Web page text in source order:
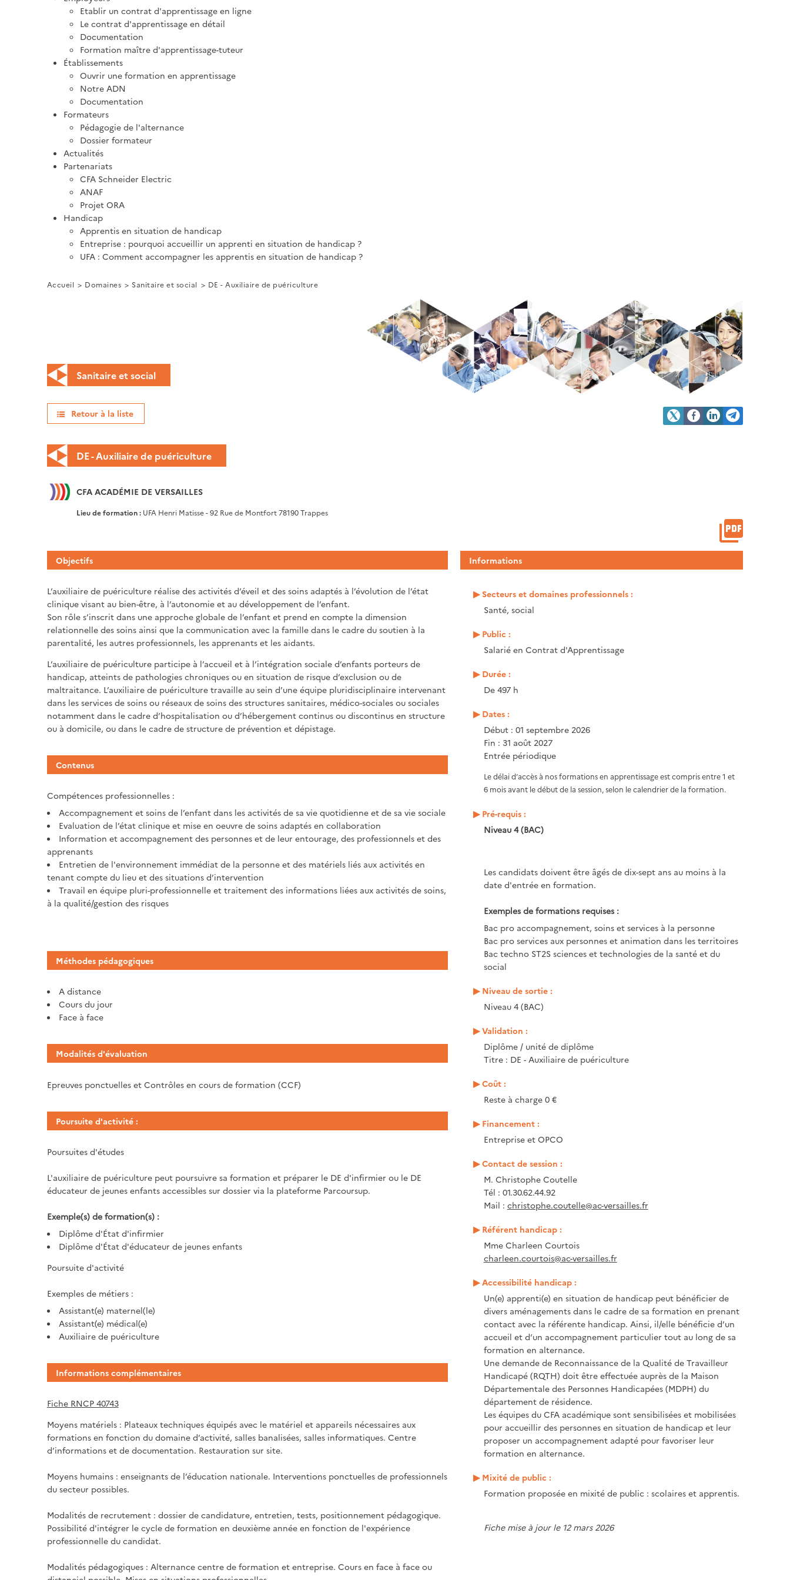
Etablir un contrat d'apprentissage en ligne
Le contrat d'apprentissage en détail
Documentation
Formation maître d'apprentissage-tuteur
Établissements
Ouvrir une formation en apprentissage
Notre ADN
Documentation
Formateurs
Pédagogie de l'alternance
Dossier formateur
Actualités
Partenariats
CFA Schneider Electric
ANAF
Projet ORA
Handicap
Apprentis en situation de handicap
Entreprise : pourquoi accueillir un apprenti en situation de handicap ?
UFA : Comment accompagner les apprentis en situation de handicap ?
Accueil Domaines Sanitaire et social DE - Auxiliaire de puériculture
Sanitaire et social
Retour à la liste
DE - Auxiliaire de puériculture
CFA ACADÉMIE DE VERSAILLES
Lieu de formation : UFA Henri Matisse - 92 Rue de Montfort 78190 Trappes
Objectifs
L’auxiliaire de puériculture réalise des activités d’éveil et des soins adaptés à l’évolution de l’état
clinique visant au bien-être, à l’autonomie et au développement de l’enfant.
Son rôle s’inscrit dans une approche globale de l’enfant et prend en compte la dimension
relationnelle des soins ainsi que la communication avec la famille dans le cadre du soutien à la
parentalité, les autres professionnels, les apprenants et les aidants.
L’auxiliaire de puériculture participe à l’accueil et à l’intégration sociale d’enfants porteurs de
handicap, atteints de pathologies chroniques ou en situation de risque d’exclusion ou de
maltraitance. L’auxiliaire de puériculture travaille au sein d’une équipe pluridisciplinaire intervenant
dans les services de soins ou réseaux de soins des structures sanitaires, médico-sociales ou sociales
notamment dans le cadre d’hospitalisation ou d’hébergement continus ou discontinus en structure
ou à domicile, ou dans le cadre de structure de prévention et dépistage.
Contenus
Compétences professionnelles :
Accompagnement et soins de l’enfant dans les activités de sa vie quotidienne et de sa vie sociale
Evaluation de l’état clinique et mise en oeuvre de soins adaptés en collaboration
Information et accompagnement des personnes et de leur entourage, des professionnels et des
apprenants
Entretien de l'environnement immédiat de la personne et des matériels liés aux activités en
tenant compte du lieu et des situations d’intervention
Travail en équipe pluri-professionnelle et traitement des informations liées aux activités de soins,
à la qualité/gestion des risques
Méthodes pédagogiques
A distance
Cours du jour
Face à face
Modalités d'évaluation
Epreuves ponctuelles et Contrôles en cours de formation (CCF)
Poursuite d'activité :
Poursuites d'études
L'auxiliaire de puériculture peut poursuivre sa formation et préparer le DE d'infirmier ou le DE
éducateur de jeunes enfants accessibles sur dossier via la plateforme Parcoursup.
Exemple(s) de formation(s) :
Diplôme d'État d'infirmier
Diplôme d'État d'éducateur de jeunes enfants
Poursuite d'activité
Exemples de métiers :
Assistant(e) maternel(le)
Assistant(e) médical(e)
Auxiliaire de puériculture
Informations complémentaires
Fiche RNCP 40743
Moyens matériels : Plateaux techniques équipés avec le matériel et appareils nécessaires aux
formations en fonction du domaine d’activité, salles banalisées, salles informatiques. Centre
d’informations et de documentation. Restauration sur site.
Moyens humains : enseignants de l’éducation nationale. Interventions ponctuelles de professionnels
du secteur possibles.
Modalités de recrutement : dossier de candidature, entretien, tests, positionnement pédagogique.
Possibilité d'intégrer le cycle de formation en deuxième année en fonction de l'expérience
professionnelle du candidat.
Modalités pédagogiques : Alternance centre de formation et entreprise. Cours en face à face ou
Informations
Secteurs et domaines professionnels :
Santé, social
Public :
Salarié en Contrat d'Apprentissage
Durée :
De 497 h
Dates :
Début : 01 septembre 2026
Fin : 31 août 2027
Entrée périodique
Le délai d’accès à nos formations en apprentissage est compris entre 1 et
6 mois avant le début de la session, selon le calendrier de la formation.
Pré-requis :
Niveau 4 (BAC)
Les candidats doivent être âgés de dix-sept ans au moins à la
date d'entrée en formation.
Exemples de formations requises :
Bac pro accompagnement, soins et services à la personne
Bac pro services aux personnes et animation dans les territoires
Bac techno ST2S sciences et technologies de la santé et du
social
Niveau de sortie :
Niveau 4 (BAC)
Validation :
Diplôme / unité de diplôme
Titre : DE - Auxiliaire de puériculture
Coût :
Reste à charge 0 €
Financement :
Entreprise et OPCO
Contact de session :
M. Christophe Coutelle
Tél : 01.30.62.44.92
Mail : christophe.coutelle@ac-versailles.fr
Référent handicap :
Mme Charleen Courtois
charleen.courtois@ac-versailles.fr
Accessibilité handicap :
Un(e) apprenti(e) en situation de handicap peut bénéficier de
divers aménagements dans le cadre de sa formation en prenant
contact avec la référente handicap. Ainsi, il/elle bénéficie d’un
accueil et d’un accompagnement particulier tout au long de sa
formation en alternance.
Une demande de Reconnaissance de la Qualité de Travailleur
Handicapé (RQTH) doit être effectuée auprès de la Maison
Départementale des Personnes Handicapées (MDPH) du
département de résidence.
Les équipes du CFA académique sont sensibilisées et mobilisées
pour accueillir des personnes en situation de handicap et leur
proposer un accompagnement adapté pour favoriser leur
formation en alternance.
Mixité de public :
Formation proposée en mixité de public : scolaires et apprentis.
Fiche mise à jour le 12 mars 2026